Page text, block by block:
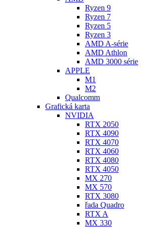
Ryzen 9
Ryzen 7
Ryzen 5
Ryzen 3
AMD A-série
AMD Athlon
AMD 3000 série
APPLE
M1
M2
Qualcomm
Grafická karta
NVIDIA
RTX 2050
RTX 4090
RTX 4070
RTX 4060
RTX 4080
RTX 4050
MX 270
MX 570
RTX 3080
řada Quadro
RTX A
MX 330